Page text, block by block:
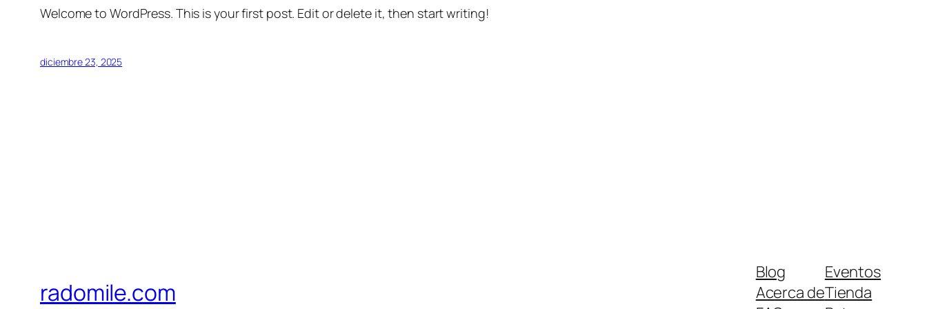
Welcome to WordPress. This is your first post. Edit or delete it, then start writing!
diciembre 23, 2025
radomile.com
Blog
Acerca de
Eventos
Tienda